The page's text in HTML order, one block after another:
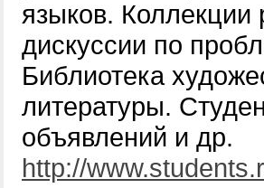
языков. Коллекции
дискуссии по
Библиотека
литературы.
объявлений и др.
http://